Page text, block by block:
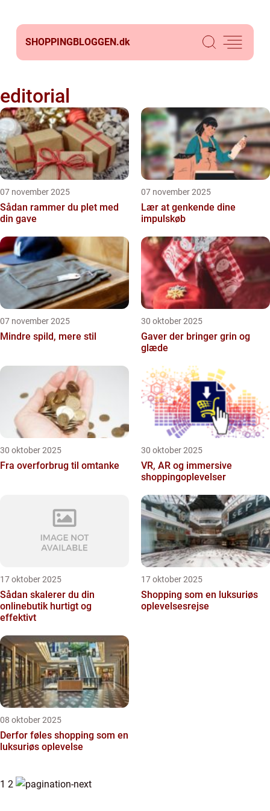
SHOPPINGBLOGGEN.dk
editorial
07 november 2025
Sådan rammer du plet med
din gave
07 november 2025
Lær at genkende dine
impulskøb
07 november 2025
Mindre spild, mere stil
30 oktober 2025
Gaver der bringer grin og
glæde
30 oktober 2025
Fra overforbrug til omtanke
30 oktober 2025
VR, AR og immersive
shoppingoplevelser
17 oktober 2025
Sådan skalerer du din
onlinebutik hurtigt og
effektivt
17 oktober 2025
Shopping som en luksuriøs
oplevelsesrejse
08 oktober 2025
Derfor føles shopping som en
luksuriøs oplevelse
1 2